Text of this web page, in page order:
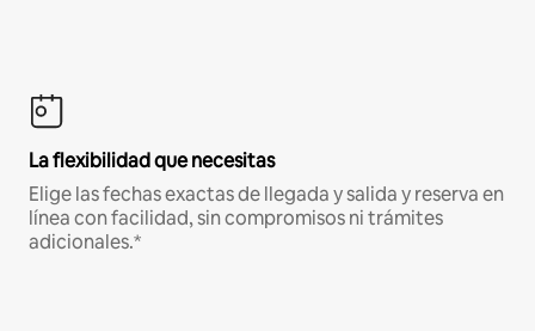
La flexibilidad que necesitas
Elige las fechas exactas de llegada y salida y reserva en
línea con facilidad, sin compromisos ni trámites
adicionales.*